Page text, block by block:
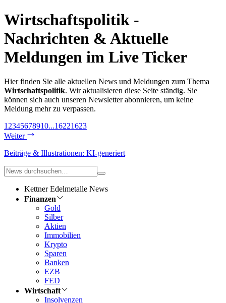
Wirtschaftspolitik -
Nachrichten & Aktuelle
Meldungen im Live Ticker
Hier finden Sie alle aktuellen News und Meldungen zum Thema
Wirtschaftspolitik. Wir aktualisieren diese Seite ständig. Sie
können sich auch unseren Newsletter abonnieren, um keine
Meldung mehr zu verpassen.
1 2345678910...16221623
Weiter
Beiträge & Illustrationen: KI-generiert
Kettner Edelmetalle News
Finanzen
Gold
Silber
Aktien
Immobilien
Krypto
Sparen
Banken
EZB
FED
Wirtschaft
Insolvenzen